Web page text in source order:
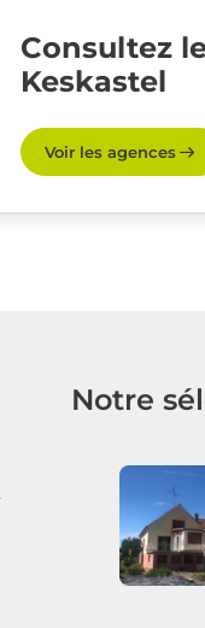
Consultez
Keskastel
Voir les agences
Notre